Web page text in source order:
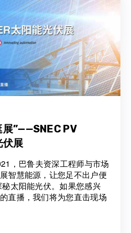
展”——SNEC PV
伏展
，巴鲁夫资深工程师与市场
智慧能源，让您足不出户便
太阳能光伏。如果您感兴
直播，我们将为您直击现场